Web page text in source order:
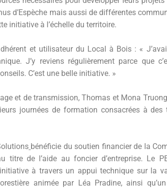
d’Espèche mais aussi de différentes
initiative à l’échelle du territoire.
et utilisateur du Local à Bois : «
J’y reviens régulièrement parce que
C’est une belle initiative. »
et de transmission, Thomas et Mona
journées de formation consacrées à des
bénéficie du soutien financier de la
titre de l’aide au foncier d’entreprise. Le
à travers un appui technique sur la
animée par Léa Pradine, ainsi